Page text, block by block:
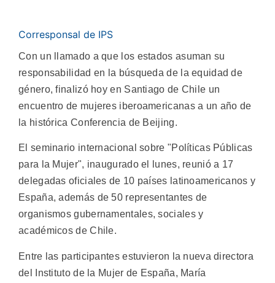
Corresponsal de IPS
Con un llamado a que los estados asuman su
responsabilidad en la búsqueda de la equidad de
género, finalizó hoy en Santiago de Chile un
encuentro de mujeres iberoamericanas a un año de
la histórica Conferencia de Beijing.
El seminario internacional sobre "Políticas Públicas
para la Mujer", inaugurado el lunes, reunió a 17
delegadas oficiales de 10 países latinoamericanos y
España, además de 50 representantes de
organismos gubernamentales, sociales y
académicos de Chile.
Entre las participantes estuvieron la nueva directora
del Instituto de la Mujer de España, María